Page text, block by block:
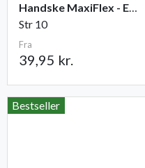
Handske MaxiFlex - Elite
Str 10
Fra
39,95 kr.
Bestseller